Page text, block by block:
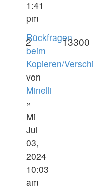
1:41
pm
Rückfragen
beim
Kopieren/
von
Minelli
»
Mi
Jul
03,
2024
10:03
am
2 13300